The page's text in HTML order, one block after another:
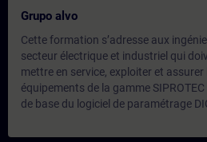
Grupo alvo
Cette formation s’adresse aux
secteur électrique et industriel qui
mettre en service, exploiter et
équipements de la gamme
de base du logiciel de paramétrage